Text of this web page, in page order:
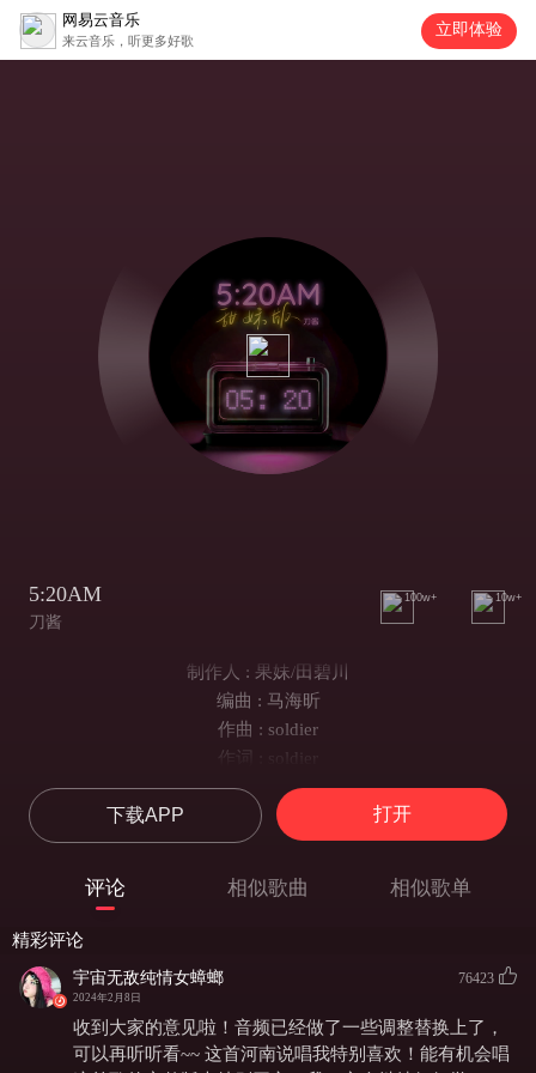
网易云音乐
来云音乐，听更多好歌
立即体验
5:20AM
刀酱
100w+ 10w+
制作人 : 果妹/田碧川
编曲 : 马海昕
作曲 : soldier
作词 : soldier
监制 EXECUTIVE PRODUCER: 王坚
推广 MUSIC MARKETING:蜜糖/杰里米
推广协力 MARKETING ASSISTENCE:易超
混音：大师要早睡
出品人:如风/糖糖
OP:网易子弹/青云 LAB
SP:网易子弹/青云 LAB
下载APP 打开
评论 相似歌曲 相似歌单
精彩评论
宇宙无敌纯情女蟑螂
2024年2月8日
76423
收到大家的意见啦！音频已经做了一些调整替换上了，
可以再听听看~~ 这首河南说唱我特别喜欢！能有机会唱